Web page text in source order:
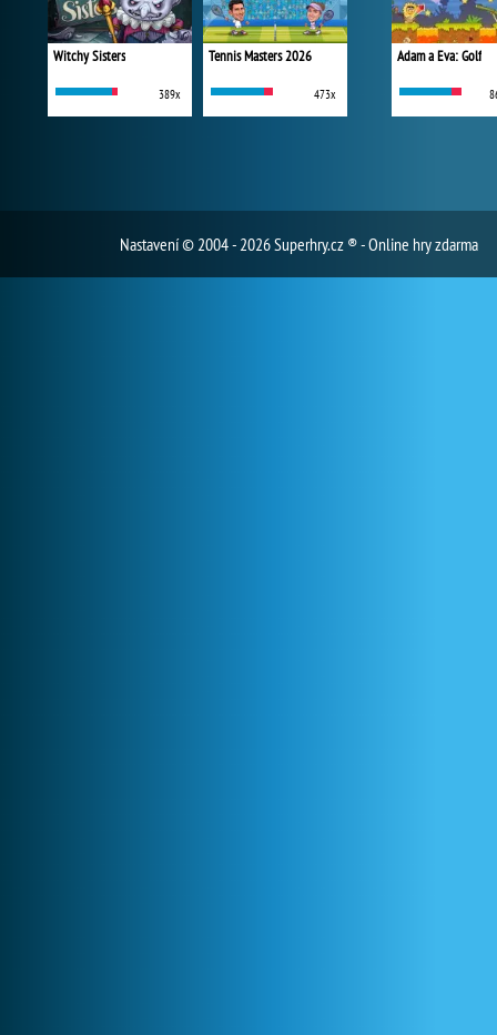
Witchy Sisters
389x
Tennis Masters 2026
473x
Adam a Eva: Golf
Nastavení© 2004 - 2026 Superhry.cz ® - Online hry zdarma